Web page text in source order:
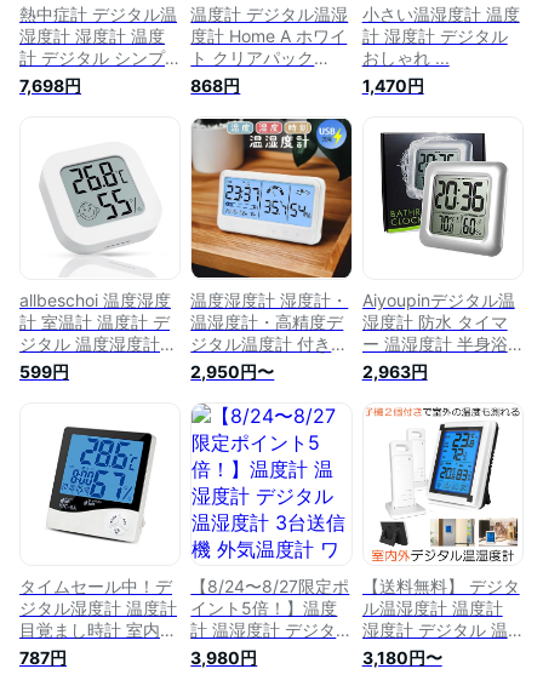
熱中症計 デジタル温
湿度計 湿度計 温度
計 デジタル シンプ
ル 温湿度計 温度湿
度計 風邪指標計 大
7,698円
温度計 デジタル温湿
度計 Home A ホワイ
ト クリアパック
73044 シンワ測定
温度湿度計 温湿度計
デジタル 室温計 デ
ジタル温度計 温湿度
計 温度 湿度 M6
868円
小さい温湿度計 温度
計 湿度計 デジタル
おしゃれ ...
1,470円
allbeschoi 温度湿度
計 室温計 温度計 デ
ジタル 温度湿度計
デジタル 温湿度計
温度湿度計 温度計
ジタル 湿度計 高精
度 車内温湿度計 室
温計 湿度計 ミニ温
度計 スマイリーフェ
イスで 両面テープ付
き (ホワイト*1個)
599円
温度湿度計 湿度計・
温湿度計・高精度デ
ジタル温度計 付き時
計 湿度計 温度計 デ
ジタル 室温計 ベビ
ー 小型 コンパクト
時計機能 温度測定器
キャンプ マグネット
壁掛け温湿度計 目覚
まし時計 温度計 湿
度計 置き温度測定器
卓上湿度計
2,950円〜
Aiyoupinデジタル温
湿度計 防水 タイマ
ー 温湿度計 半身浴
クロック お風呂時計
温度計 湿度計防水時
計 デジタル 温湿度
計 防水LCD大画面
シャワー時計 温度
湿度 デジタル 液晶
吸盤 壁掛け 置き時
計 お風呂 防水クロ
ック 時間表示 温度
計 湿度計 バスルー
ム時計 シャワー温度
湿度計
2,963円
タイムセール中！デ
ジタル湿度計 温度計
目覚まし時計 室内温
湿度計 置き掛け両用
タイプ バックライ
787円
【8/24〜8/27限定ポ
イント5倍！】温度
計 温湿度計 デジタ
ル 温湿度計 3台送信
機 外気温度計 ワイ
3,980円
【送料無料】 デジタ
ル温湿度計 温度計
湿度計 デジタル 温
湿度計 壁掛け 卓上
スタンド 子機2個タ
3,180円〜